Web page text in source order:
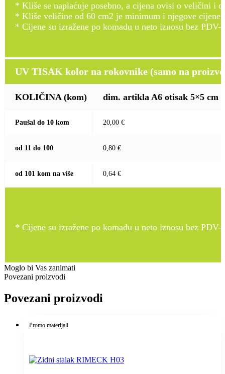
* Kliše se naplaćuje posebno, a cijena ovisi o veličini i
* Kliše veličine od 60 cm2 je minimum i njegove cijene
* Cijene su izražene po komadu u neto iznosu bez PDV-
UV TISAK kolor na rokovnike (samo na
KOLIČINA (kom) dim. artikla A6 otisak 5×5 cm
Paušal do 10 kom 20,00 €
od 11 do 100 0,80 €
od 101 kom na više 0,64 €
* Cijene su izražene po komadu u neto iznosu bez PDV-
Moglo bi Vas zanimati
Povezani proizvodi
Povezani proizvodi
Promo materijali